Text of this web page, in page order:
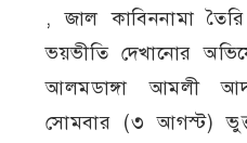
, জাল কাবিননামা
ভয়ভীতি দেখানোর
আলমডাঙ্গা আমলী
সোমবার (৩ আগস্ট)